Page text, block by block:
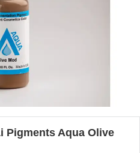
Pigments Aqua Olive